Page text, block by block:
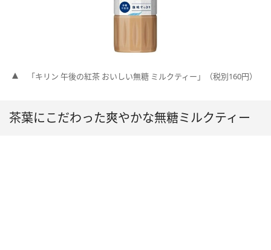
「キリン 午後の紅茶 おいしい無糖 ミルクティー」（税別160円）
茶葉にこだわった爽やかな無糖ミルクティー